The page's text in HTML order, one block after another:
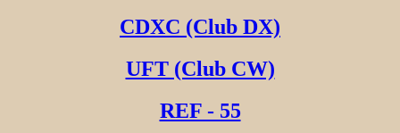
CDXC (Club DX)
UFT (Club CW)
REF - 55